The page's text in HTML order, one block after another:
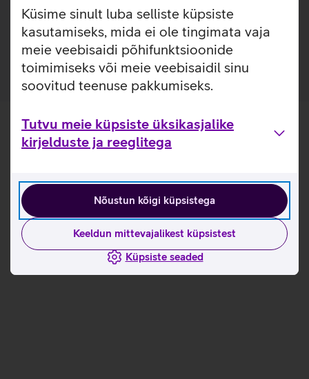
Küsime sinult luba selliste küpsiste
kasutamiseks, mida ei ole tingimata vaja
meie veebisaidi põhifunktsioonide
toimimiseks või meie veebisaidil sinu
soovitud teenuse pakkumiseks.
Tutvu meie küpsiste üksikasjalike
kirjelduste ja reeglitega
Nõustun kõigi küpsistega
Keeldun mittevajalikest küpsistest
Küpsiste seaded
võimalik kasutada Qi või MagSafe juhtmevaba laadimist
ilma seda eemaldamata. Lisaks saab ümbrise tagaküljele
mugavalt kinnitada ka rahatasku.